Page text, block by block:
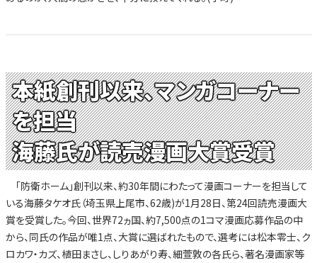
本紙創刊以来、マンガコーナー
を担当
海藤氏が読売漫画大賞受賞
「防衛ホーム」創刊以来、約30年間にわたって漫画コーナーを担当して
いる海藤タケオ氏（埼玉県上尾市、62歳)が1月28日、第24回読売漫画大
賞を受賞した。今回、世界72ヵ国、約7,500点の1コマ漫画応募作品の中
から、同氏の作品が唯1点、大賞に選ばれたもので、選考には松本零士、ク
ロカワ・カズ、植田まさし、しりあがり寿、細萱敦の各氏ら、著名漫画家等